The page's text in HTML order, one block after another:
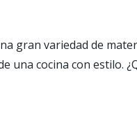
gran variedad de
una cocina con estilo.